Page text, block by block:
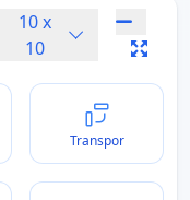
10x
10
Transpor